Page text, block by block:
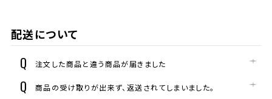
配送について
注文した商品と違う商品が届きました
商品の受け取りが出来ず、返送されてしまいました。